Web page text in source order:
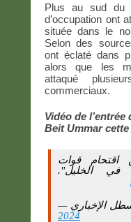
Plus au sud du
d’occupation ont
située dans le
Selon des
ont éclaté dans
alors que les
attaqué
commerciaux.
Vidéo de
Beit Ummar
قوات
في الخليل".
2024